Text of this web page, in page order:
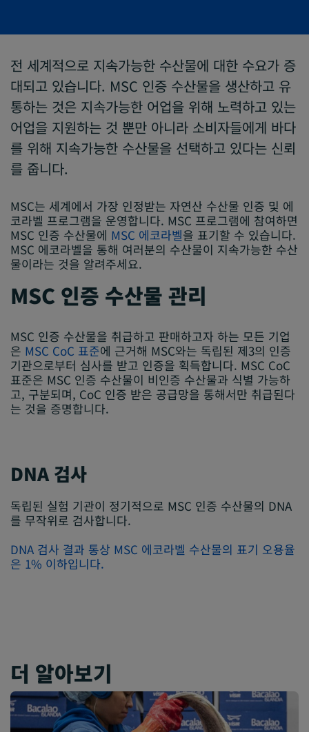
전 세계적으로 지속가능한 수산물에 대한 수요가 증
대되고 있습니다. MSC 인증 수산물을 생산하고 유
통하는 것은 지속가능한 어업을 위해 노력하고 있는
어업을 지원하는 것 뿐만 아니라 소비자들에게 바다
를 위해 지속가능한 수산물을 선택하고 있다는 신뢰
를 줍니다.
MSC는 세계에서 가장 인정받는 자연산 수산물 인증 및 에
코라벨 프로그램을 운영합니다. MSC 프로그램에 참여하면
MSC 인증 수산물에 MSC 에코라벨을 표기할 수 있습니다.
MSC 에코라벨을 통해 여러분의 수산물이 지속가능한 수산
물이라는 것을 알려주세요.
MSC 인증 수산물 관리
MSC 인증 수산물을 취급하고 판매하고자 하는 모든 기업
은 MSC CoC 표준에 근거해 MSC와는 독립된 제3의 인증
기관으로부터 심사를 받고 인증을 획득합니다. MSC CoC
표준은 MSC 인증 수산물이 비인증 수산물과 식별 가능하
고, 구분되며, CoC 인증 받은 공급망을 통해서만 취급된다
는 것을 증명합니다.
DNA 검사
독립된 실험 기관이 정기적으로 MSC 인증 수산물의 DNA
를 무작위로 검사합니다.
DNA 검사 결과 통상 MSC 에코라벨 수산물의 표기 오용율
은 1% 이하입니다.
더 알아보기